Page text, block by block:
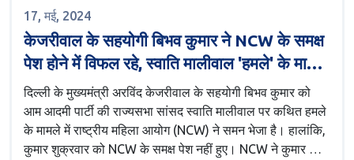
17, मई, 2024
केजरीवाल के सहयोगी बिभव कुमार ने NCW के समक्ष
पेश होने में विफल रहे, स्वाति मालीवाल 'हमले' के मामले
में
दिल्ली के मुख्यमंत्री अरविंद केजरीवाल के सहयोगी बिभव कुमार को
आम आदमी पार्टी की राज्यसभा सांसद स्वाति मालीवाल पर कथित हमले
के मामले में राष्ट्रीय महिला आयोग (NCW) ने समन भेजा है। हालांकि,
कुमार शुक्रवार को NCW के समक्ष पेश नहीं हुए। NCW ने कुमार के